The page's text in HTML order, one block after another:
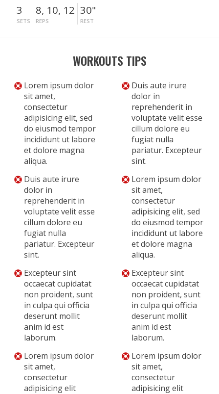
3
SETS
8, 10, 12
REPS
30"
REST
WORKOUTS TIPS
Lorem ipsum dolor
sit amet,
consectetur
adipisicing elit, sed
do eiusmod tempor
incididunt ut labore
et dolore magna
aliqua.
Duis aute irure
dolor in
reprehenderit in
voluptate velit esse
cillum dolore eu
fugiat nulla
pariatur. Excepteur
sint.
Duis aute irure
dolor in
reprehenderit in
voluptate velit esse
cillum dolore eu
fugiat nulla
pariatur. Excepteur
sint.
Lorem ipsum dolor
sit amet,
consectetur
adipisicing elit, sed
do eiusmod tempor
incididunt ut labore
et dolore magna
aliqua.
Excepteur sint
occaecat cupidatat
non proident, sunt
in culpa qui officia
deserunt mollit
anim id est
laborum.
Excepteur sint
occaecat cupidatat
non proident, sunt
in culpa qui officia
deserunt mollit
anim id est
laborum.
Lorem ipsum dolor
sit amet,
consectetur
adipisicing elit
Lorem ipsum dolor
sit amet,
consectetur
adipisicing elit